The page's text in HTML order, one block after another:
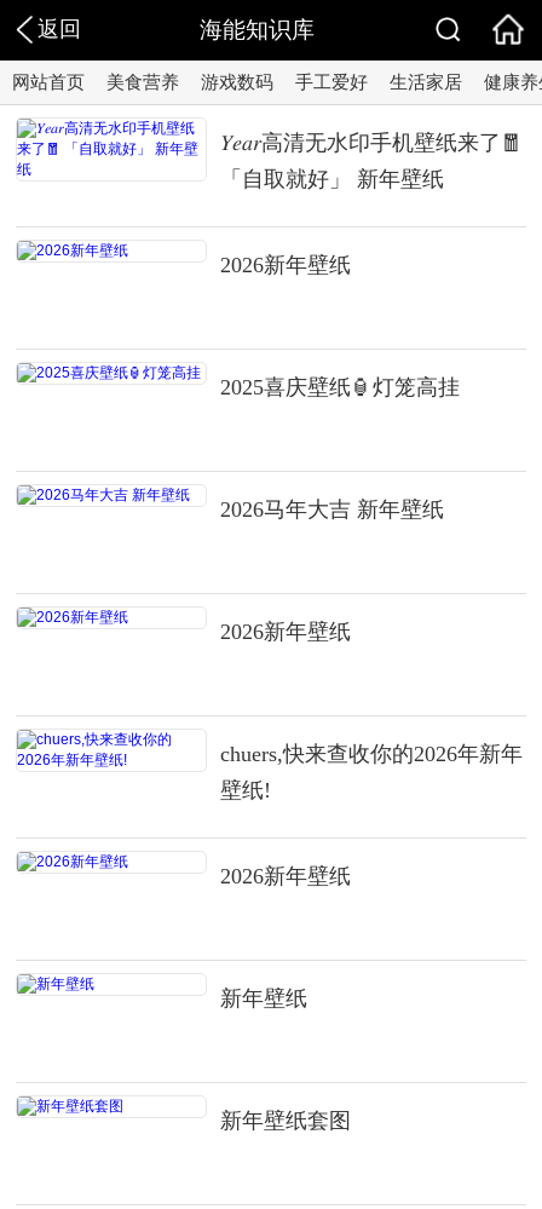
返回 海能知识库
网站首页 美食营养 游戏数码 手工爱好 生活家居 健康养
𝑌𝑒𝑎𝑟高清无水印手机壁纸来了🧧
「自取就好」 新年壁纸
2026新年壁纸
2025喜庆壁纸🏮灯笼高挂
2026马年大吉 新年壁纸
2026新年壁纸
chuers,快来查收你的2026年新年
壁纸!
2026新年壁纸
新年壁纸
新年壁纸套图